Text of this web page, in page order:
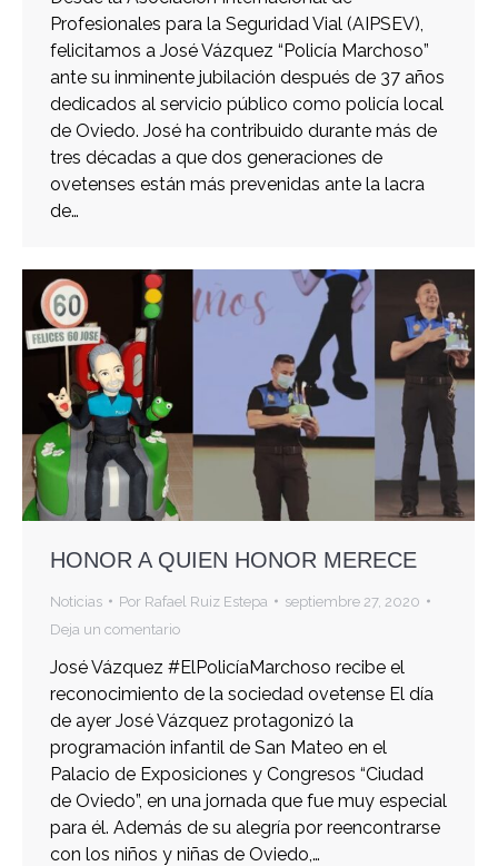
Profesionales para la Seguridad Vial (AIPSEV),
felicitamos a José Vázquez “Policía Marchoso”
ante su inminente jubilación después de 37 años
dedicados al servicio público como policía local
de Oviedo. José ha contribuido durante más de
tres décadas a que dos generaciones de
ovetenses están más prevenidas ante la lacra
de…
HONOR A QUIEN HONOR MERECE
Noticias Por Rafael Ruiz Estepa
septiembre 27, 2020
Deja un comentario
José Vázquez #ElPolicíaMarchoso recibe el
reconocimiento de la sociedad ovetense El día
de ayer José Vázquez protagonizó la
programación infantil de San Mateo en el
Palacio de Exposiciones y Congresos “Ciudad
de Oviedo”, en una jornada que fue muy especial
para él. Además de su alegría por reencontrarse
con los niños y niñas de Oviedo,…